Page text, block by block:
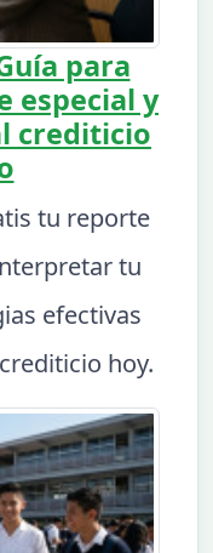
para
especial y
crediticio
tu reporte
tu
efectivas
hoy.